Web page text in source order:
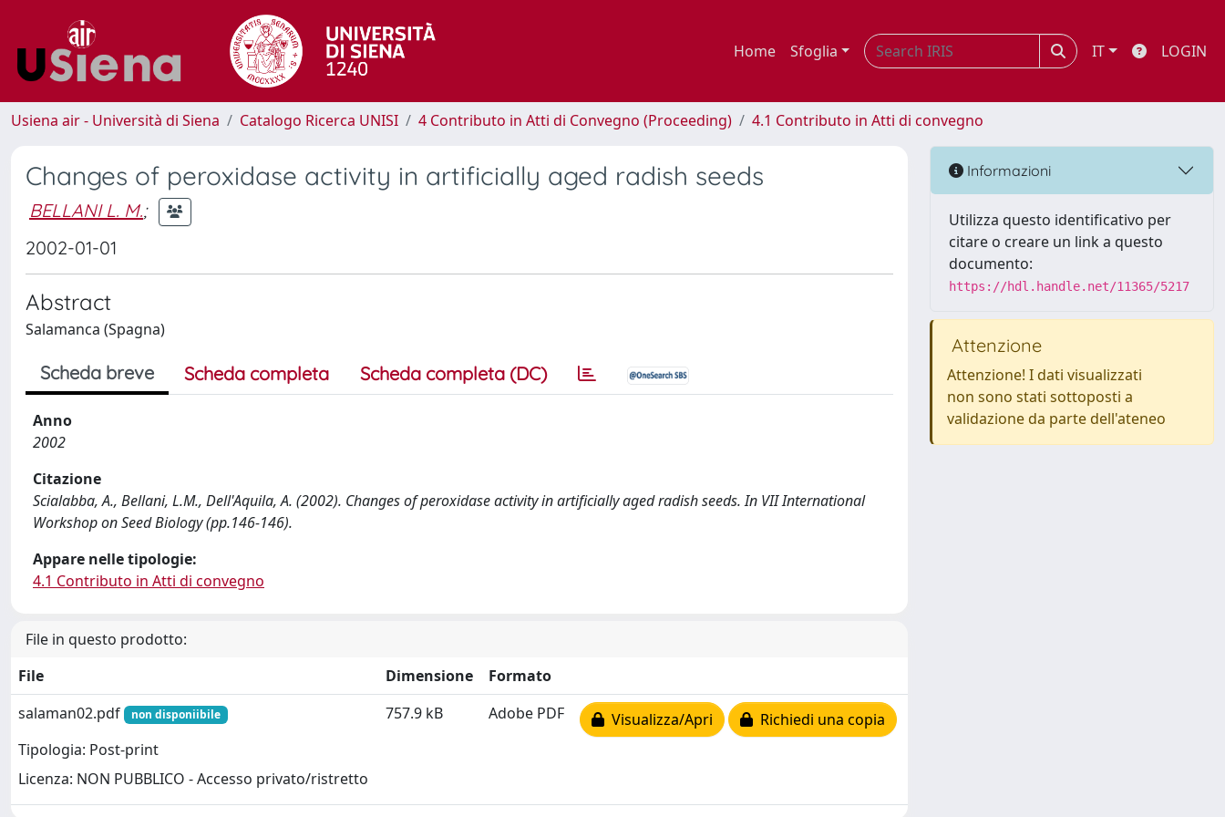
Home Sfoglia IT LOGIN
Usiena air - Università di Siena Catalogo Ricerca UNISI 4 Contributo in Atti di Convegno (Proceeding) 4.1 Contributo in Atti di convegno
Changes of peroxidase activity in artificially aged radish seeds
BELLANI L. M.;
2002-01-01
Abstract
Salamanca (Spagna)
Scheda breve Scheda completa Scheda completa (DC)
Anno
2002
Citazione
Scialabba, A., Bellani, L.M., Dell'Aquila, A. (2002). Changes of peroxidase activity in artificially aged radish seeds. In VII International
Workshop on Seed Biology (pp.146-146).
Appare nelle tipologie:
4.1 Contributo in Atti di convegno
File in questo prodotto:
File
Dimensione
Formato
salaman02.pdf
non disponiibile
Tipologia: Post-print
Licenza: NON PUBBLICO - Accesso privato/ristretto
757.9 kB Adobe PDF Visualizza/Apri Richiedi una copia
Informazioni
Utilizza questo identificativo per
citare o creare un link a questo
documento:
https://hdl.handle.net/11365/5217
Attenzione
Attenzione! I dati visualizzati
non sono stati sottoposti a
validazione da parte dell'ateneo